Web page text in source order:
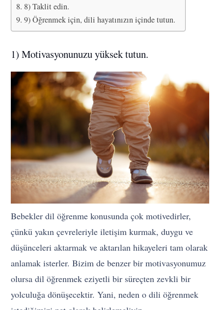
8) Taklit edin.
9) Öğrenmek için, dili hayatınızın içinde tutun.
1) Motivasyonunuzu yüksek tutun.
Bebekler dil öğrenme konusunda çok motivedirler,
çünkü yakın çevreleriyle iletişim kurmak, duygu ve
düşünceleri aktarmak ve aktarılan hikayeleri tam olarak
anlamak isterler. Bizim de benzer bir motivasyonumuz
olursa dil öğrenmek eziyetli bir süreçten zevkli bir
yolculuğa dönüşecektir. Yani, neden o dili öğrenmek